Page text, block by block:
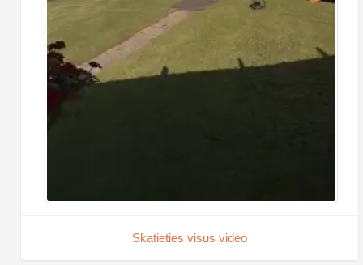
Skatieties visus video